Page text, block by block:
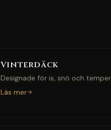
Vinterdäck
Designade för is, snö och
Läs mer